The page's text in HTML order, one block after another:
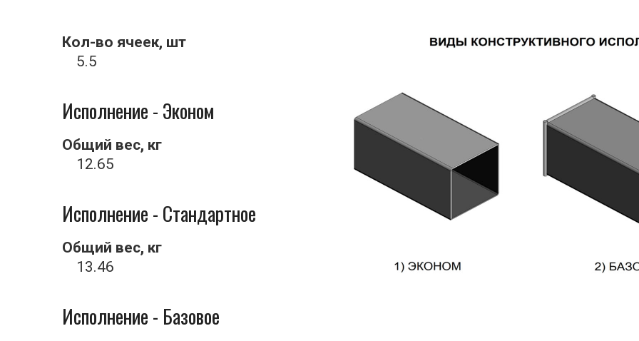
Кол-во ячеек, шт
5.5
Исполнение - Эконом
Общий вес, кг
12.65
Исполнение - Стандартное
Общий вес, кг
13.46
Исполнение - Базовое